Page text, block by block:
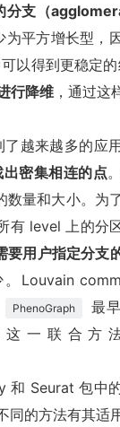
分支（
平方增长型，
以得到更稳定
行降维，通过这
了越来越多的应
出密集相连的点
量和大小。为
有 level 上的分
要用户指定分支
Louvain
PhenoGraph
最
来这一联合
和 Seurat 包中
同的方法有其适